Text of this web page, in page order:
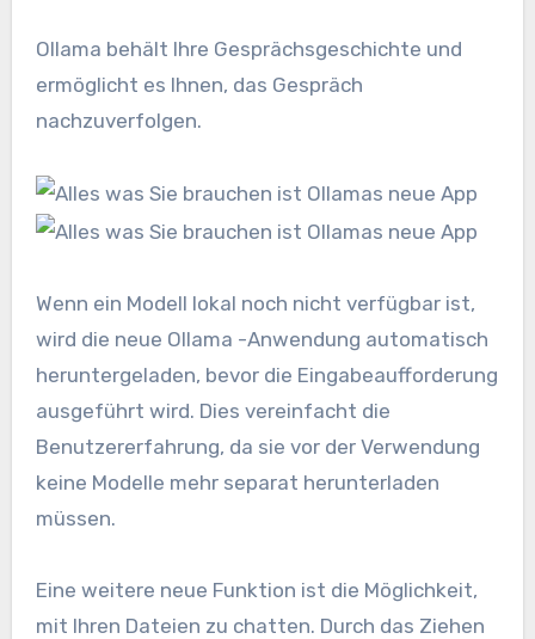
Ollama behält Ihre Gesprächsgeschichte und
ermöglicht es Ihnen, das Gespräch
nachzuverfolgen.
Wenn ein Modell lokal noch nicht verfügbar ist,
wird die neue Ollama -Anwendung automatisch
heruntergeladen, bevor die Eingabeaufforderung
ausgeführt wird. Dies vereinfacht die
Benutzererfahrung, da sie vor der Verwendung
keine Modelle mehr separat herunterladen
müssen.
Eine weitere neue Funktion ist die Möglichkeit,
mit Ihren Dateien zu chatten. Durch das Ziehen